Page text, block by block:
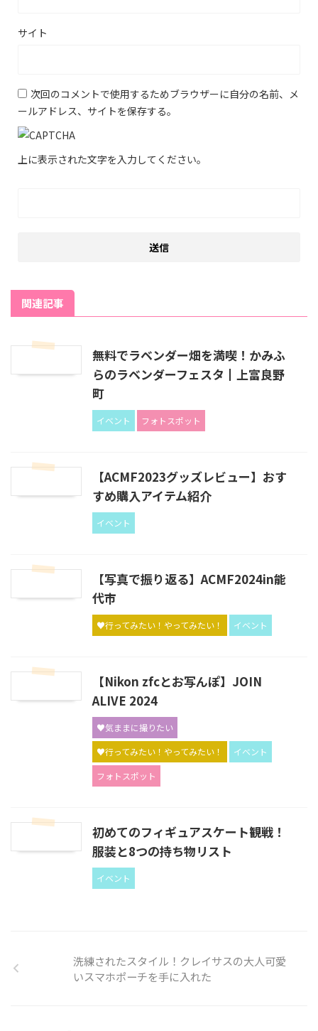
サイト
次回のコメントで使用するためブラウザーに自分の名前、メ
ールアドレス、サイトを保存する。
上に表示された文字を入力してください。
関連記事
無料でラベンダー畑を満喫！かみふ
らのラベンダーフェスタ┃上富良野
町
イベント フォトスポット
【ACMF2023グッズレビュー】おす
すめ購入アイテム紹介
イベント
【写真で振り返る】ACMF2024in能
代市
♥行ってみたい！やってみたい！ イベント
【Nikon zfcとお写んぽ】JOIN
ALIVE 2024
♥気ままに撮りたい
♥行ってみたい！やってみたい！
イベント
フォトスポット
初めてのフィギュアスケート観戦！
服装と8つの持ち物リスト
イベント
洗練されたスタイル！クレイサスの大人可愛
いスマホポーチを手に入れた